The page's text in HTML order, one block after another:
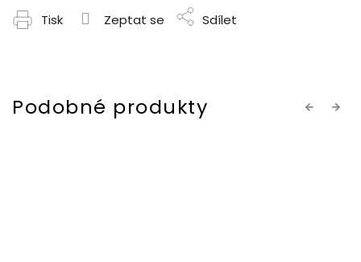
Tisk Zeptat se Sdílet
Previous
Next